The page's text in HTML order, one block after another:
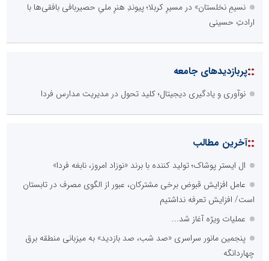
نسیمِ نخلستان» در مسیرِ کربلا؛ پیوندِ هنرِ ملیِ حصیربافی بافقی‌ها با
ارادتِ حسینی
::پربازدیدهای جامعه
نوآوری و یادگیری دیجیتال؛ کلید تحول در مدیریت مدارس فردا
::آخرین مطالب
ال ایستر پوشاک؛ تولید کننده با برند «نوزاد امروز، نابغه فردا»
عامل افزایش قبوض برخی مشترکان، عبور از الگوی مصرف در تابستان
است/ افزایش تعرفه نداشتیم
عملیات ویژه آغاز شد...
پنجمین مانور سراسری «صد شب، صد بازدید» به میزبانی منطقه برق
چهاردانگه